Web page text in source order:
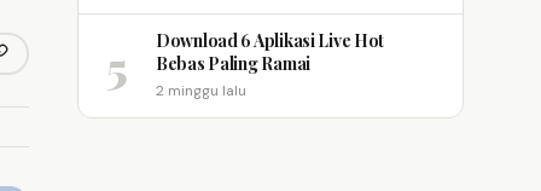
link 5
Download 6 Aplikasi Live Hot
Bebas Paling Ramai
2 minggu lalu